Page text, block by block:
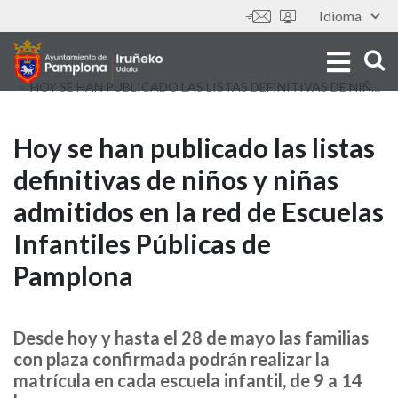
to
main
content
Idioma
Tools
Hoy
se
han
publicado
listas
definitivas
Hoy se han publicado las listas
definitivas de niños y niñas
admitidos en la red de Escuelas
Infantiles Públicas de
Pamplona
Desde hoy y hasta el 28 de mayo las familias
con plaza confirmada podrán realizar la
matrícula en cada escuela infantil, de 9 a 14